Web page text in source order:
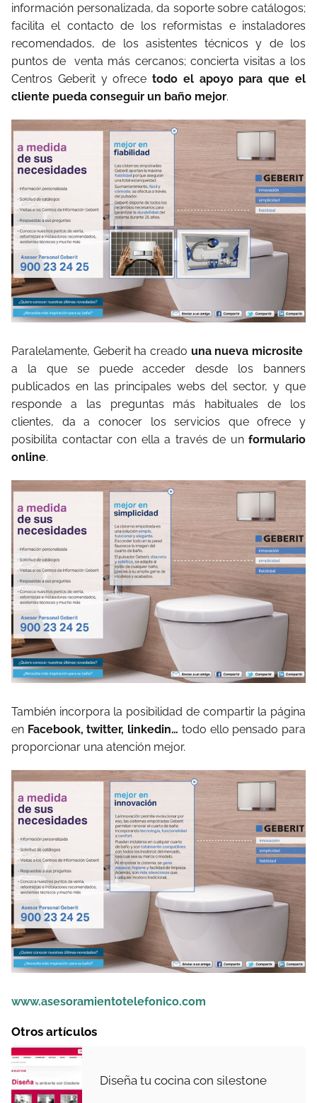
información personalizada, da soporte sobre catálogos;
facilita el contacto de los reformistas e instaladores
recomendados, de los asistentes técnicos y de los
puntos de venta más cercanos; concierta visitas a los
Centros Geberit y ofrecetodo el apoyo para que el
cliente pueda conseguir un baño mejor.
Paralelamente, Geberit ha creado una nueva microsite
a la que se puede acceder desde los banners
publicados en las principales webs del sector, y que
responde a las preguntas más habituales de los
clientes, da a conocer los servicios que ofrece y
posibilita contactar con ella a través de un formulario
online.
También incorpora la posibilidad de compartir la página
en Facebook, twitter, linkedin… todo ello pensado para
proporcionar una atención mejor.
www.asesoramientotelefonico.com
Otros artículos
Diseña tu cocina con silestone